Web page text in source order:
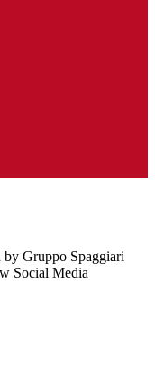
Gruppo Spaggiari
Social Media